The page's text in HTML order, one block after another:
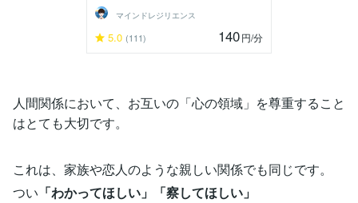
マインドレジリエンス
5.0 (111) 140円/分
人間関係において、お互いの「心の領域」を尊重すること
はとても大切です。
これは、家族や恋人のような親しい関係でも同じです。
つい 「わかってほしい」「察してほしい」